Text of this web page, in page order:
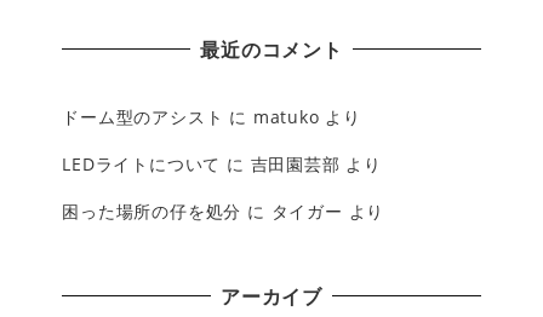
最近のコメント
ドーム型のアシスト に matuko より
LEDライトについて に 吉田園芸部 より
困った場所の仔を処分 に タイガー より
アーカイブ